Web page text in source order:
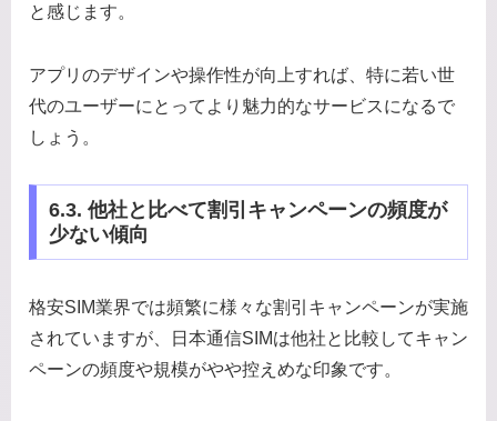
と感じます。
アプリのデザインや操作性が向上すれば、特に若い世
代のユーザーにとってより魅力的なサービスになるで
しょう。
6.3. 他社と比べて割引キャンペーンの頻度が
少ない傾向
格安SIM業界では頻繁に様々な割引キャンペーンが実施
されていますが、日本通信SIMは他社と比較してキャン
ペーンの頻度や規模がやや控えめな印象です。